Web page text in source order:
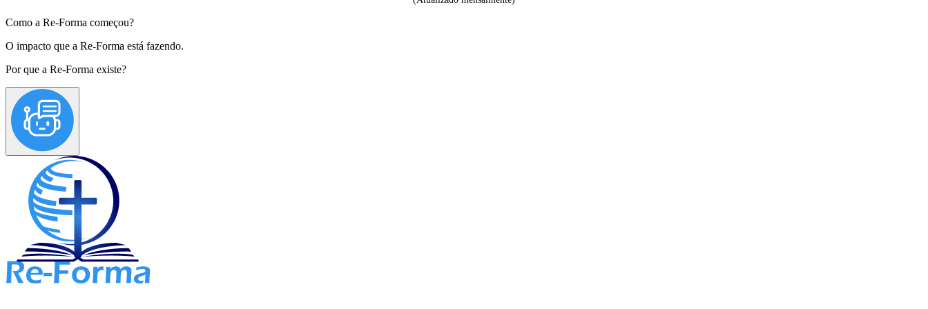
Como a Re-Forma começou?
O impacto que a Re-Forma está fazendo.
Por que a Re-Forma existe?